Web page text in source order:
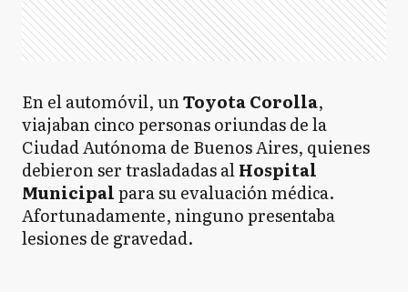
En el automóvil, unToyota Corolla,
viajaban cinco personas oriundas de la
Ciudad Autónoma de Buenos Aires, quienes
debieron ser trasladadas alHospital
Municipalpara su evaluación médica.
Afortunadamente, ninguno presentaba
lesiones de gravedad.